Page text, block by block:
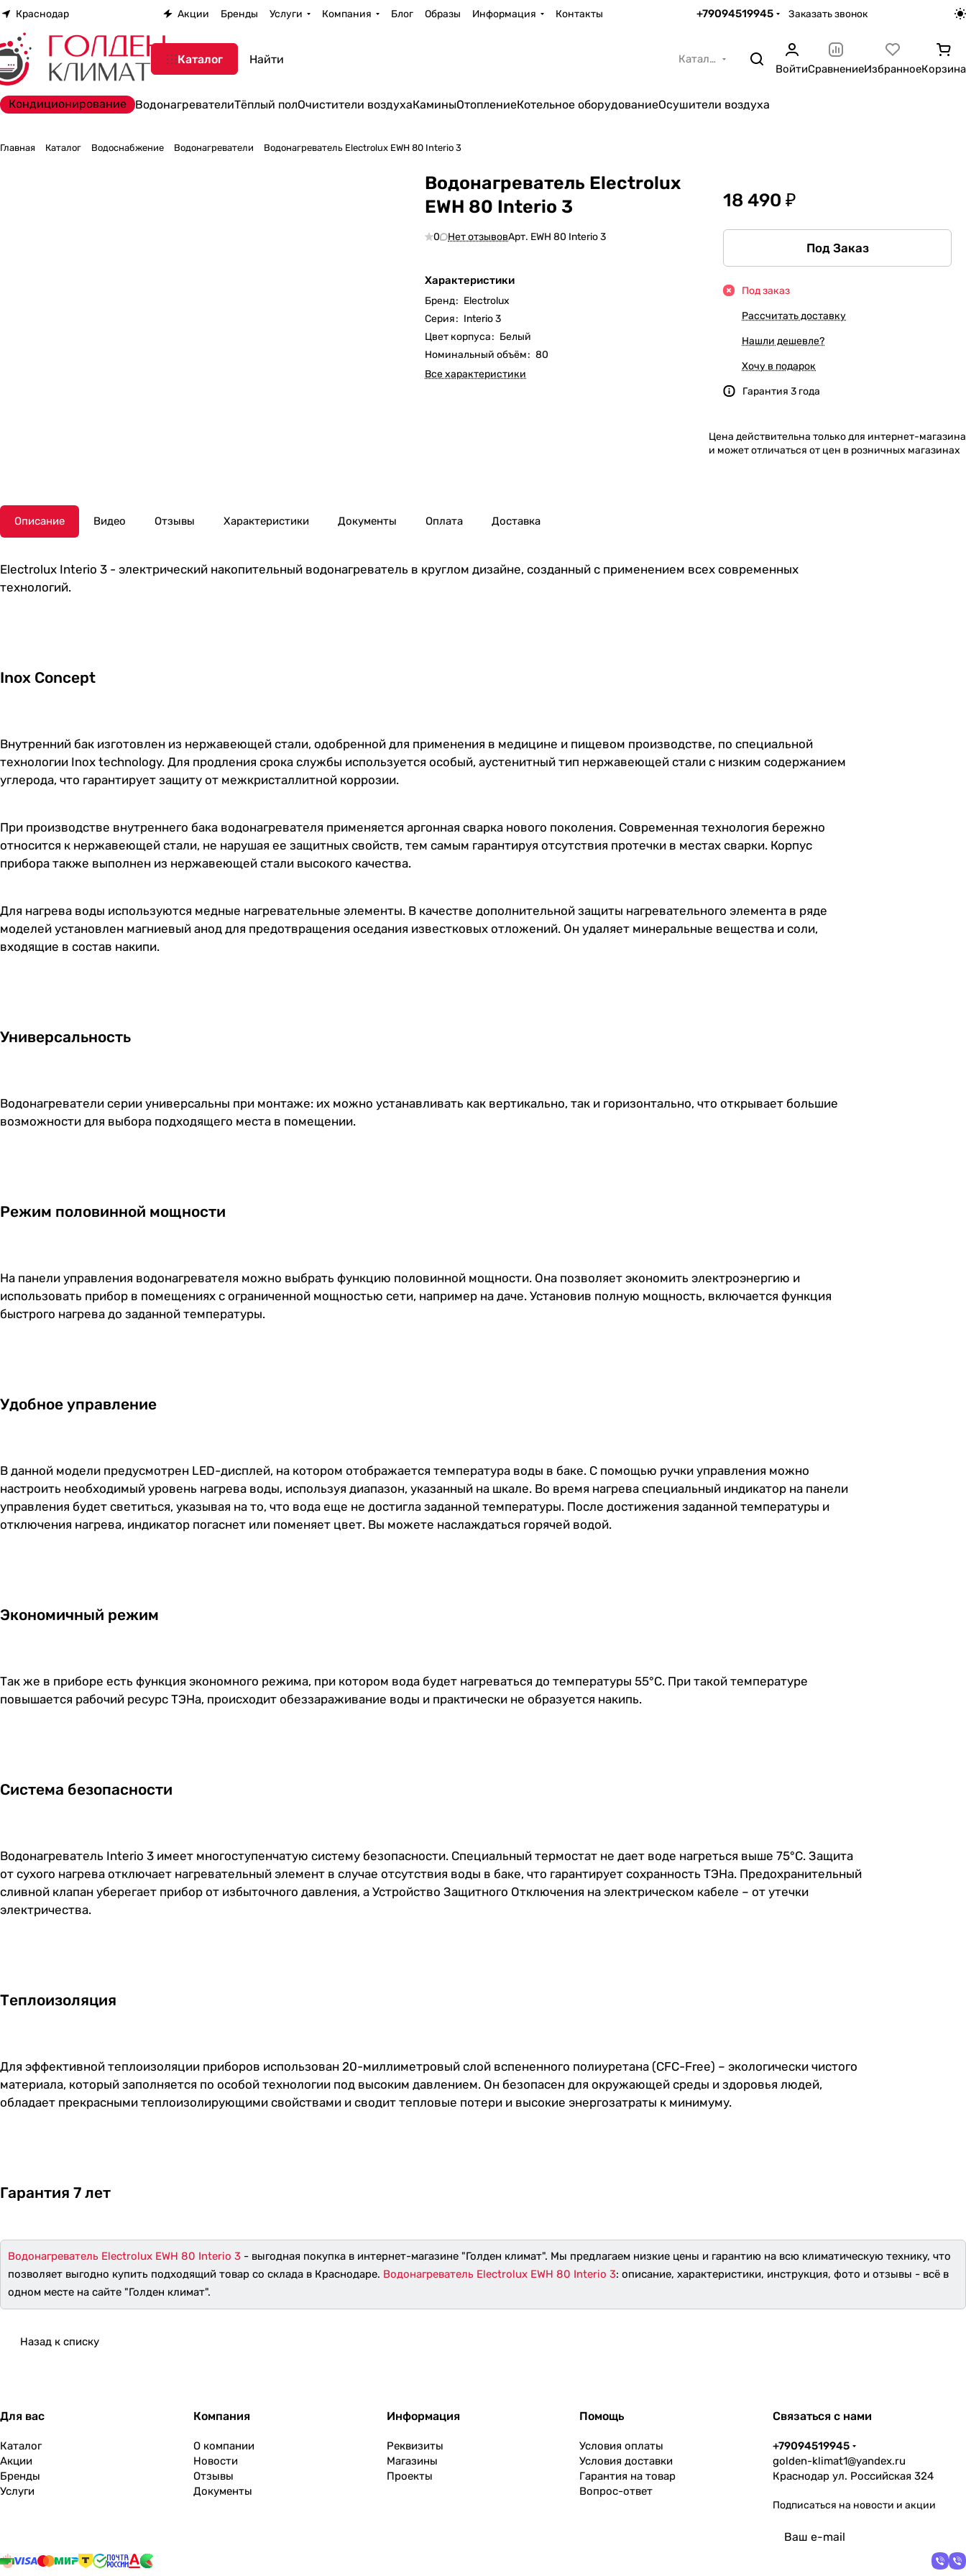
Краснодар Акции Бренды Услуги Компания Блог Образы Информация Контакты +79094519945 Заказать звонок
Каталог Каталог
ВойтиСравнениеИзбранноеКорзина
Кондиционирование ВодонагревателиТёплый полОчистители воздухаКаминыОтоплениеКотельное оборудованиеОсушители воздуха
Главная Каталог Водоснабжение Водонагреватели Водонагреватель Electrolux EWH 80 Interio 3
Водонагреватель Electrolux
EWH 80 Interio 3
0 Нет отзывовАрт. EWH 80 Interio 3
Характеристики
Бренд: Electrolux
Серия: Interio 3
Цвет корпуса: Белый
Номинальный объём: 80
Все характеристики
18 490 ₽
Под Заказ
Под заказ
Рассчитать доставку
Нашли дешевле?
Хочу в подарок
Гарантия 3 года
Цена действительна только для интернет-магазина
и может отличаться от цен в розничных магазинах
Описание Видео Отзывы Характеристики Документы Оплата Доставка
Electrolux Interio 3 - электрический накопительный водонагреватель в круглом дизайне, созданный с применением всех современных
технологий.
Inox Concept
Внутренний бак изготовлен из нержавеющей стали, одобренной для применения в медицине и пищевом производстве, по специальной
технологии Inox technology. Для продления срока службы используется особый, аустенитный тип нержавеющей стали с низким содержанием
углерода, что гарантирует защиту от межкристаллитной коррозии.
При производстве внутреннего бака водонагревателя применяется аргонная сварка нового поколения. Современная технология бережно
относится к нержавеющей стали, не нарушая ее защитных свойств, тем самым гарантируя отсутствия протечки в местах сварки. Корпус
прибора также выполнен из нержавеющей стали высокого качества.
Для нагрева воды используются медные нагревательные элементы. В качестве дополнительной защиты нагревательного элемента в ряде
моделей установлен магниевый анод для предотвращения оседания известковых отложений. Он удаляет минеральные вещества и соли,
входящие в состав накипи.
Универсальность
Водонагреватели серии универсальны при монтаже: их можно устанавливать как вертикально, так и горизонтально, что открывает большие
возможности для выбора подходящего места в помещении.
Режим половинной мощности
На панели управления водонагревателя можно выбрать функцию половинной мощности. Она позволяет экономить электроэнергию и
использовать прибор в помещениях с ограниченной мощностью сети, например на даче. Установив полную мощность, включается функция
быстрого нагрева до заданной температуры.
Удобное управление
В данной модели предусмотрен LED-дисплей, на котором отображается температура воды в баке. С помощью ручки управления можно
настроить необходимый уровень нагрева воды, используя диапазон, указанный на шкале. Во время нагрева специальный индикатор на панели
управления будет светиться, указывая на то, что вода еще не достигла заданной температуры. После достижения заданной температуры и
отключения нагрева, индикатор погаснет или поменяет цвет. Вы можете наслаждаться горячей водой.
Экономичный режим
Так же в приборе есть функция экономного режима, при котором вода будет нагреваться до температуры 55°С. При такой температуре
повышается рабочий ресурс ТЭНа, происходит обеззараживание воды и практически не образуется накипь.
Система безопасности
Водонагреватель Interio 3 имеет многоступенчатую систему безопасности. Специальный термостат не дает воде нагреться выше 75°C. Защита
от сухого нагрева отключает нагревательный элемент в случае отсутствия воды в баке, что гарантирует сохранность ТЭНа. Предохранительный
сливной клапан уберегает прибор от избыточного давления, а Устройство Защитного Отключения на электрическом кабеле – от утечки
электричества.
Теплоизоляция
Для эффективной теплоизоляции приборов использован 20-миллиметровый слой вспененного полиуретана (CFC-Free) – экологически чистого
материала, который заполняется по особой технологии под высоким давлением. Он безопасен для окружающей среды и здоровья людей,
обладает прекрасными теплоизолирующими свойствами и сводит тепловые потери и высокие энергозатраты к минимуму.
Гарантия 7 лет
Водонагреватель Electrolux EWH 80 Interio 3 - выгодная покупка в интернет-магазине "Голден климат". Мы предлагаем низкие цены и гарантию на всю климатическую технику, что
позволяет выгодно купить подходящий товар со склада в Краснодаре. Водонагреватель Electrolux EWH 80 Interio 3: описание, характеристики, инструкция, фото и отзывы - всё в
одном месте на сайте "Голден климат".
Назад к списку
Для вас
Каталог
Акции
Бренды
Услуги
Компания
О компании
Новости
Отзывы
Документы
Информация
Реквизиты
Магазины
Проекты
Помощь
Условия оплаты
Условия доставки
Гарантия на товар
Вопрос-ответ
Связаться с нами
+79094519945
golden-klimat1@yandex.ru
Краснодар ул. Российская 324
Подписаться на новости и акции